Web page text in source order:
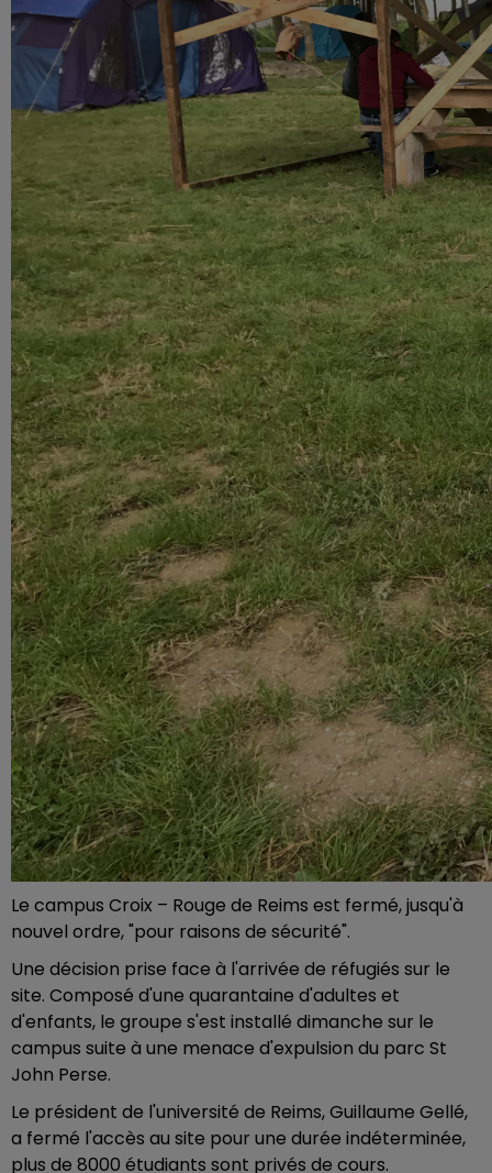
Le campus Croix – Rouge de Reims est fermé, jusqu'à
nouvel ordre, "pour raisons de sécurité".
Une décision prise face à l'arrivée de réfugiés sur le
site. Composé d'une quarantaine d'adultes et
d'enfants, le groupe s'est installé dimanche sur le
campus suite à une menace d'expulsion du parc St
John Perse.
Le président de l'université de Reims, Guillaume Gellé,
a fermé l'accès au site pour une durée indéterminée,
plus de 8000 étudiants sont privés de cours.